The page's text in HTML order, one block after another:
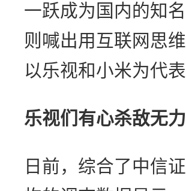
一跃成为国内的知
则喊出用互联网思
以乐视和小米为代
乐视们有心杀敌无
日前，综合了中信